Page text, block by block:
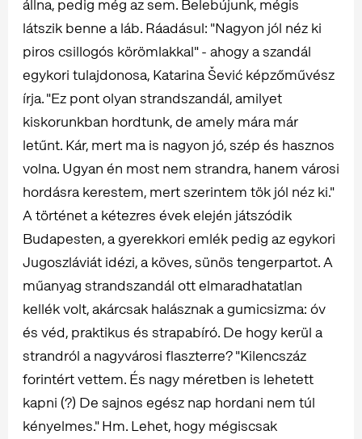
állna, pedig még az sem. Belebújunk, mégis
látszik benne a láb. Ráadásul: "Nagyon jól néz ki
piros csillogós körömlakkal" - ahogy a szandál
egykori tulajdonosa, Katarina Šević képzőművész
írja. "Ez pont olyan strandszandál, amilyet
kiskorunkban hordtunk, de amely mára már
letűnt. Kár, mert ma is nagyon jó, szép és hasznos
volna. Ugyan én most nem strandra, hanem városi
hordásra kerestem, mert szerintem tök jól néz ki."
A történet a kétezres évek elején játszódik
Budapesten, a gyerekkori emlék pedig az egykori
Jugoszláviát idézi, a köves, sünös tengerpartot. A
műanyag strandszandál ott elmaradhatatlan
kellék volt, akárcsak halásznak a gumicsizma: óv
és véd, praktikus és strapabíró. De hogy kerül a
strandról a nagyvárosi flaszterre? "Kilencszáz
forintért vettem. És nagy méretben is lehetett
kapni (?) De sajnos egész nap hordani nem túl
kényelmes." Hm. Lehet, hogy mégiscsak